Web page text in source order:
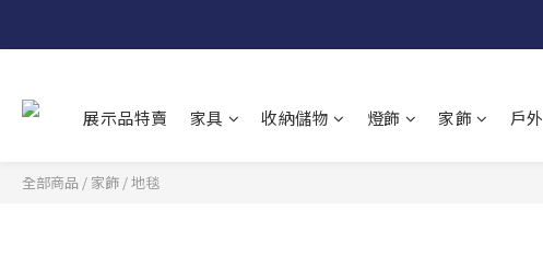
展示品特賣 家具 收納儲物 燈飾 家飾 戶外
全部商品 / 家飾 /地毯